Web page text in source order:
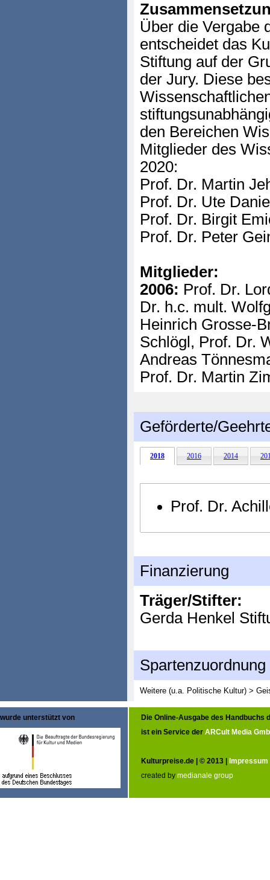
Über die Vergabe
entscheidet das
Stiftung auf der
der Jury. Diese
den Bereichen
Mitglieder des
2020:
Prof. Dr. Martin
Prof. Dr. Ute
Prof. Dr. Birgit
Prof. Dr. Peter
Mitglieder:
2006: Prof. Dr.
Dr. h.c. mult.
Heinrich Grosse-
Schlögl, Prof. Dr.
Andreas
Prof. Dr. Martin
Geförderte/
2018 2016 2014
Prof. Dr.
Finanzierung
Träger/Stifter:
Gerda Henkel
Spartenzuordnung
Weitere (u.a. Politische Kultur) >
wurde unterstützt von
Die Online-Ausgabe des Handbuchs
ist ein Service der ARCult Media
Kulturpreise.de | © 2013 | Impressum
created by medianale group